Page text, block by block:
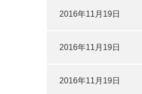
2016年11月19日
2016年11月19日
2016年11月19日